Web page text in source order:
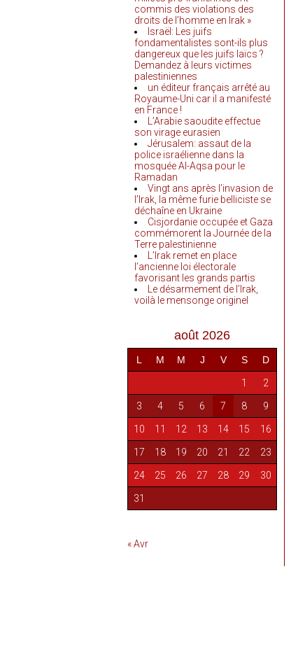
commis des violations des
droits de l’homme en Irak »
Israël: Les juifs
fondamentalistes sont-ils plus
dangereux que les juifs laïcs ?
Demandez à leurs victimes
palestiniennes
un éditeur français arrêté au
Royaume-Uni car il a manifesté
en France !
L’Arabie saoudite effectue
son virage eurasien
Jérusalem: assaut de la
police israélienne dans la
mosquée Al-Aqsa pour le
Ramadan
Vingt ans après l’invasion de
l’Irak, la même furie belliciste se
déchaîne en Ukraine
Cisjordanie occupée et Gaza
commémorent la Journée de la
Terre palestinienne
L’Irak remet en place
l’ancienne loi électorale
favorisant les grands partis
Le désarmement de l’Irak,
voilà le mensonge originel
août 2026
L M M J V S D
1 2
3 4 5 6 7 8 9
10 11 12 13 14 15 16
17 18 19 20 21 22 23
24 25 26 27 28 29 30
31
« Avr